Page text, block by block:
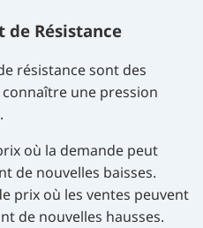
de Résistance
résistance sont des
une pression
où la demande peut
de nouvelles baisses.
prix où les ventes peuvent
de nouvelles hausses.